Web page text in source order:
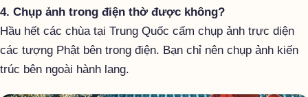
4. Chụp ảnh trong điện thờ được không?
Hầu hết các chùa tại Trung Quốc cấm chụp ảnh trực diện
các tượng Phật bên trong điện. Bạn chỉ nên chụp ảnh kiến
trúc bên ngoài hành lang.